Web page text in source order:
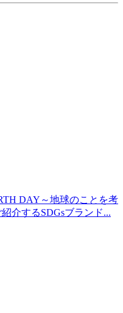
DAY～地球のことを考
介するSDGsブランド...